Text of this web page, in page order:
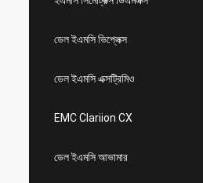
ডেল ইএমসি ভিপ্লেক্স
ডেল ইএমসি এক্সট্রিমিও
EMC Clariion CX
ডেল ইএমসি আভামার